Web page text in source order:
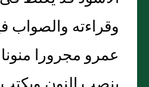
وقراءته والصواب
عمرو مجرورا